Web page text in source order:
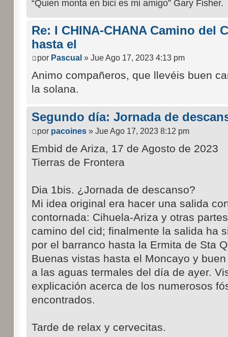
“Quien monta en bici es mi amigo” Gary Fisher.
Re: I CHINA-CHANA Camino del
hasta el
por Pascual » Jue Ago 17, 2023 4:13 pm
Animo compañeros, que llevéis buen
la solana.
Segundo día: Jornada de
por pacoines» Jue Ago 17, 2023 8:12 pm
Embid de Ariza, 17 de Agosto de 2023
Tierras de Frontera
Dia 1bis. ¿Jornada de descanso?
Mi idea original era hacer una salida
contornada: Cihuela-Ariza y otras
camino del cid; finalmente la salida ha
por el barranco hasta la Ermita de Sta
Buenas vistas hasta el Moncayo y
a las aguas termales del día de ayer.
explicación acerca de los numerosos
encontrados.
Tarde de relax y cervecitas.